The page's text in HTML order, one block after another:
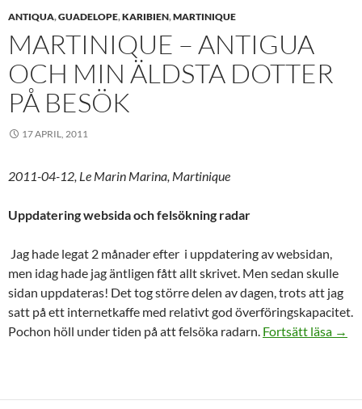
ANTIQUA,GUADELOPE,KARIBIEN,MARTINIQUE
MARTINIQUE – ANTIGUA
OCH MIN ÄLDSTA DOTTER
PÅ BESÖK
17 APRIL, 2011
2011-04-12, Le Marin Marina, Martinique
Uppdatering websida och felsökning radar
Jag hade legat 2 månader efter i uppdatering av websidan,
men idag hade jag äntligen fått allt skrivet. Men sedan skulle
sidan uppdateras! Det tog större delen av dagen, trots att jag
satt på ett internetkaffe med relativt god överföringskapacitet.
Pochon höll under tiden på att felsöka radarn. Fortsätt läsa →